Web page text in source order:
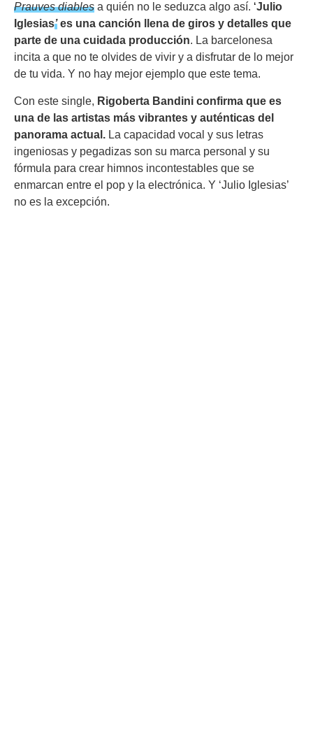
Prauves diables a quién no le seduzca algo así. ‘Julio
Iglesias’es una canción llena de giros y detalles que
parte de una cuidada producción. La barcelonesa
incita a que no te olvides de vivir y a disfrutar de lo mejor
de tu vida. Y no hay mejor ejemplo que este tema.
Con este single, Rigoberta Bandini confirma que es
una de las artistas más vibrantes y auténticas del
panorama actual. La capacidad vocal y sus letras
ingeniosas y pegadizas son su marca personal y su
fórmula para crear himnos incontestables que se
enmarcan entre el pop y la electrónica. Y ‘Julio Iglesias’
no es la excepción.